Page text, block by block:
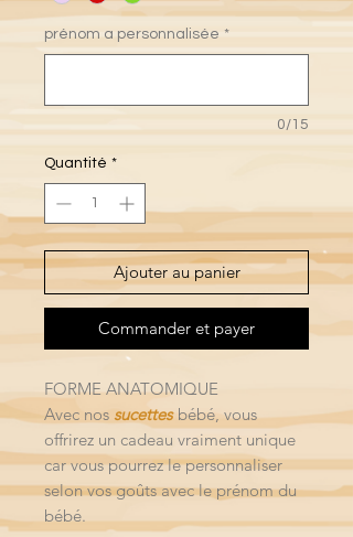
prénom a personnalisée *
0/15
Quantité *
Ajouter au panier
Commander et payer
FORME ANATOMIQUE
Avec nos sucettesbébé, vous
offrirez un cadeau vraiment unique
car vous pourrez le personnaliser
selon vos goûts avec le prénom du
bébé.